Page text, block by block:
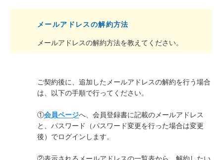
メールアドレスの解約方法
メールアドレスの解約方法を教えてください。
ご契約後に、追加したメールアドレスの解約を行う場合
は、以下の手順で行ってください。
①会員ページへ、会員登録書に記載のメールアドレス
と、パスワード（パスワード変更を行った場合は変更
後）でログインします。